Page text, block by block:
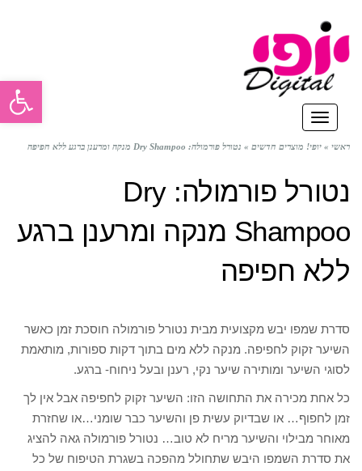
תפריט
ראשי » יופי! מוצרים חדשים » נטורל פורמולה: Dry Shampoo מנקה ומרענן ברגע ללא חפיפה
נטורל פורמולה: Dry
Shampoo מנקה ומרענן ברגע
ללא חפיפה
סדרת שמפו יבש מקצועית מבית נטורל פורמולה חוסכת זמן כאשר
השיער זקוק לחפיפה. מנקה ללא מים בתוך דקות ספורות, מותאמת
לסוגי השיער ומותירה שיער נקי, רענן ובעל ניחוח- ברגע.
כל אחת מכירה את התחושה הזו: השיער זקוק לחפיפה אבל אין לך
זמן לחפוף… או שבדיוק עשית פן והשיער כבר שומני…או שחזרת
מאוחר מבילוי והשיער מריח לא טוב… נטורל פורמולה גאה להציג
את סדרת השמפו היבש שתחולל מהפכה בשגרת הטיפוח של כל
פתח